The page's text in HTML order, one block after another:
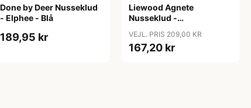
Done by Deer Nusseklud
- Elphee - Blå
189,95 kr
Liewood Agnete
Nusseklud -
VEJL. PRIS 209,00 KR
167,20 kr